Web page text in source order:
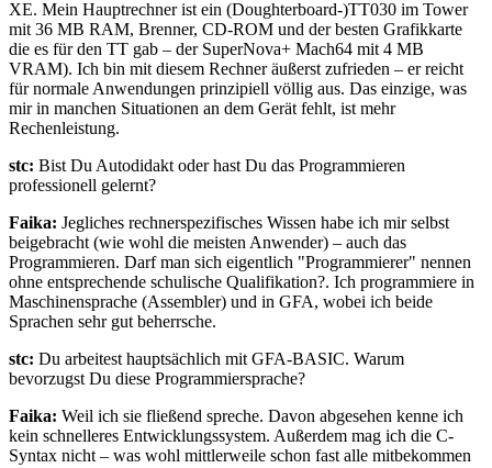
XE. Mein Hauptrechner ist ein (Doughterboard-)TT030 im Tower
mit 36 MB RAM, Brenner, CD-ROM und der besten Grafikkarte
die es für den TT gab – der SuperNova+ Mach64 mit 4 MB
VRAM). Ich bin mit diesem Rechner äußerst zufrieden – er reicht
für normale Anwendungen prinzipiell völlig aus. Das einzige, was
mir in manchen Situationen an dem Gerät fehlt, ist mehr
Rechenleistung.
stc: Bist Du Autodidakt oder hast Du das Programmieren
professionell gelernt?
Faika: Jegliches rechnerspezifisches Wissen habe ich mir selbst
beigebracht (wie wohl die meisten Anwender) – auch das
Programmieren. Darf man sich eigentlich "Programmierer" nennen
ohne entsprechende schulische Qualifikation?. Ich programmiere in
Maschinensprache (Assembler) und in GFA, wobei ich beide
Sprachen sehr gut beherrsche.
stc: Du arbeitest hauptsächlich mit GFA-BASIC. Warum
bevorzugst Du diese Programmiersprache?
Faika: Weil ich sie fließend spreche. Davon abgesehen kenne ich
kein schnelleres Entwicklungssystem. Außerdem mag ich die C-
Syntax nicht – was wohl mittlerweile schon fast alle mitbekommen